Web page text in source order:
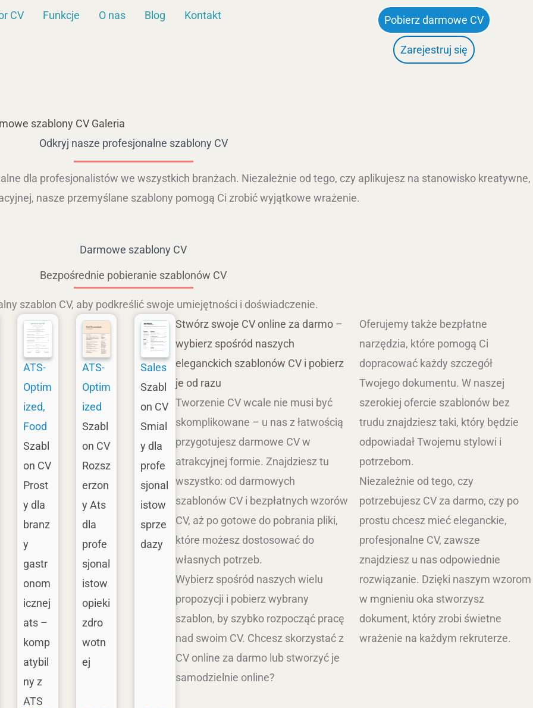
CV Funkcje O nas Blog Kontakt Pobierz darmowe CV
Zarejestruj się
szablony CV Galeria
Odkryj nasze profesjonalne szablony CV
dla profesjonalistów we wszystkich branżach. Niezależnie od tego, czy aplikujesz na stanowisko kreatywne,
nasze przemyślane szablony pomogą Ci zrobić wyjątkowe wrażenie.
Darmowe szablony CV
Bezpośrednie pobieranie szablonów CV
szablon CV, aby podkreślić swoje umiejętności i doświadczenie.
Chronological Resume Design & Creative Detailed Resume Education & Teaching Elegant Resume
ATS-
Optim
ized,
Food
Szabl
on CV
Prost
y dla
branz
y
gastr
onom
icznej
ats –
komp
atybil
ny z
ATS
ATS-
Optim
ized
Szabl
on CV
Rozsz
erzon
y Ats
dla
profe
sjonal
istow
opieki
zdro
wotn
ej
Sales
Szabl
on CV
Smial
y dla
profe
sjonal
istow
sprze
dazy
Stwórz swoje CV online za darmo –
wybierz spośród naszych
eleganckich szablonów CV i pobierz
je od razu
Tworzenie CV wcale nie musi być
skomplikowane – u nas z łatwością
przygotujesz darmowe CV w
atrakcyjnej formie. Znajdziesz tu
wszystko: od darmowych
szablonów CV i bezpłatnych wzorów
CV, aż po gotowe do pobrania pliki,
które możesz dostosować do
własnych potrzeb.
Wybierz spośród naszych wielu
propozycji i pobierz wybrany
szablon, by szybko rozpocząć pracę
nad swoim CV. Chcesz skorzystać z
CV online za darmo lub stworzyć je
samodzielnie online?
Oferujemy także bezpłatne
narzędzia, które pomogą Ci
dopracować każdy szczegół
Twojego dokumentu. W naszej
szerokiej ofercie szablonów bez
trudu znajdziesz taki, który będzie
odpowiadał Twojemu stylowi i
potrzebom.
Niezależnie od tego, czy
potrzebujesz CV za darmo, czy po
prostu chcesz mieć eleganckie,
profesjonalne CV, zawsze
znajdziesz u nas odpowiednie
rozwiązanie. Dzięki naszym wzorom
w mgnieniu oka stworzysz
dokument, który zrobi świetne
wrażenie na każdym rekruterze.